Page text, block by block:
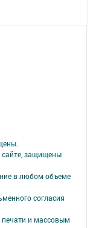
защищены
в любом объеме
согласия
печати и массовым